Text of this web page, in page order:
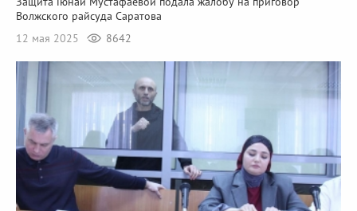
Волжского райсуда Саратова
12 мая 2025
8642